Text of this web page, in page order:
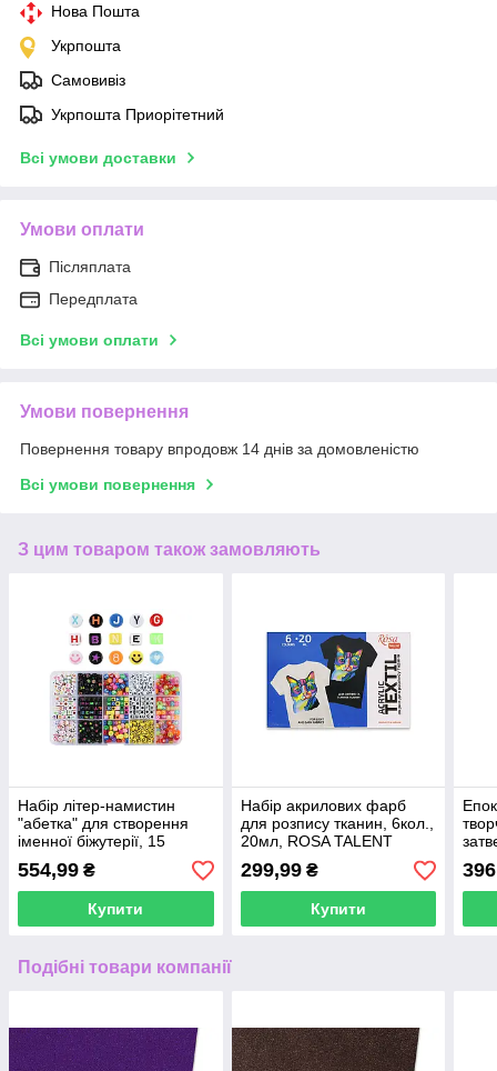
Нова Пошта
Укрпошта
Самовивіз
Укрпошта Приорітетний
Всі умови доставки
Умови оплати
Післяплата
Передплата
Всі умови оплати
Умови повернення
Повернення товару впродовж 14 днів за домовленістю
Всі умови повернення
З цим товаром також замовляють
Набір літер-намистин
"абетка" для створення
іменної біжутерії, 15
осередків
554,99 ₴
Купити
Набір акрилових фарб
для розпису тканин, 6кол.,
20мл, ROSA TALENT
299,99₴
Купити
(1:1)
Подібні товари компанії